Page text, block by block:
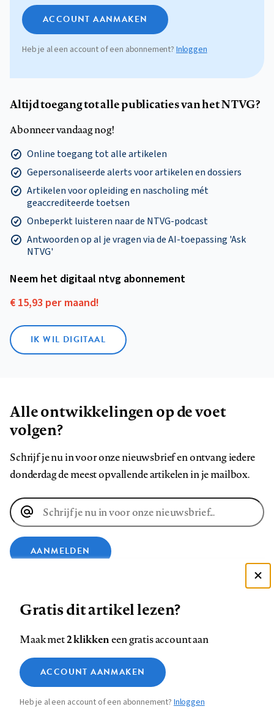
ACCOUNT AANMAKEN
Heb je al een account of een abonnement?Inloggen
Altijd toegang tot alle publicaties van het NTVG?
Abonneer vandaag nog!
Online toegang tot alle artikelen
Gepersonaliseerde alerts voor artikelen en dossiers
Artikelen voor opleiding en nascholing mét
geaccrediteerde toetsen
Onbeperkt luisteren naar de NTVG-podcast
Antwoorden op al je vragen via de AI-toepassing 'Ask
NTVG'
Neem het digitaal ntvg abonnement
€ 15,93 per maand!
IK WIL DIGITAAL
Alle ontwikkelingen op de voet
volgen?
Schrijf je nu in voor onze nieuwsbrief en ontvang iedere
donderdag de meest opvallende artikelen in je mailbox.
E-
mailadres
AANMELDEN
op
Facebook
op
LinkedIn
op
Bluesky
ons
op
InstagramYouTube
Footer
Contact Colofon Disclaimer Privacy
Medische vragen verdienen
betrouwbare antwoorden
Zie onze cookie policy
Analytische cookies
Marketing cookies
Gratis dit artikel lezen?
Maak met2 klikkeneen gratis account aan
ACCOUNT AANMAKEN
Heb je al een account of een abonnement?Inloggen